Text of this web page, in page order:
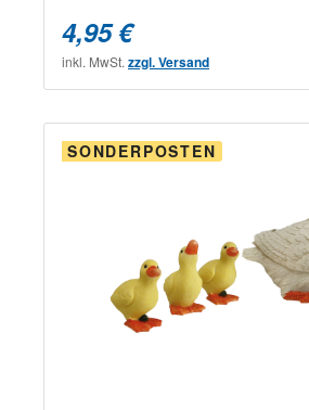
4,95 €
inkl. MwSt. zzgl. Versand
SONDERPOSTEN